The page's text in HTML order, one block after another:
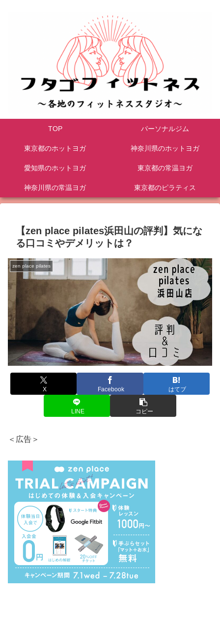
TOP パーソナルジム
東京都のホットヨガ 神奈川県のホットヨガ
愛知県のホットヨガ 東京都の常温ヨガ
神奈川県の常温ヨガ 東京都のピラティス
【zen place pilates浜田山の評判】気にな
る口コミやデメリットは？
zen place pilates
X Facebook はてブ
LINE コピー
＜広告＞